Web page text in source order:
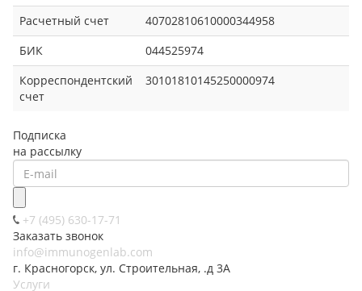
Расчетный счет
40702810610000344958
БИК
044525974
Корреспондентский
счет
30101810145250000974
Подписка
на рассылку
+7 (495) 630-17-71
Заказать звонок
info@immunogenlab.com
г. Красногорск, ул. Строительная, .д 3А
Услуги